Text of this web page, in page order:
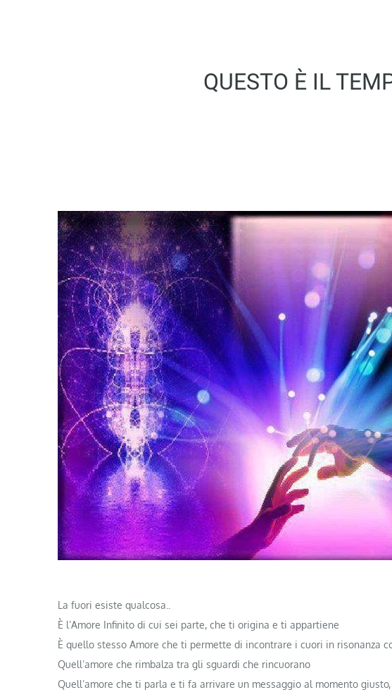
QUESTO È IL
La fuori esiste qualcosa..
È l’Amore Infinito di cui sei parte, che ti origina e ti appartiene
È quello stesso Amore che ti permette di incontrare i cuori in risonanza
Quell’amore che rimbalza tra gli sguardi che rincuorano
Quell’amore che ti parla e ti fa arrivare un messaggio al momento